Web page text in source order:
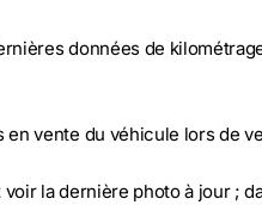
données de
vente du véhicule lors de
la dernière photo à jour ;